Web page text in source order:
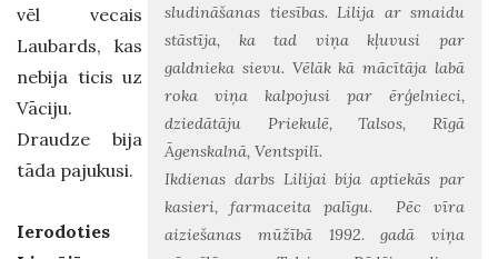
sludināšanas tiesības. Lilija ar smaidu
stāstīja, ka tad viņa kļuvusi par
galdnieka sievu. Vēlāk kā mācītāja labā
roka viņa kalpojusi par ērģelnieci,
dziedātāju Priekulē, Talsos, Rīgā
Āgenskalnā, Ventspilī.
Ikdienas darbs Lilijai bija aptiekās par
kasieri, farmaceita palīgu. Pēc vīra
aiziešanas mūžībā 1992. gadā viņa
vēl vecais
Laubards, kas
nebija ticis uz
Vāciju.
Draudze bija
tāda pajukusi.
Ierodoties